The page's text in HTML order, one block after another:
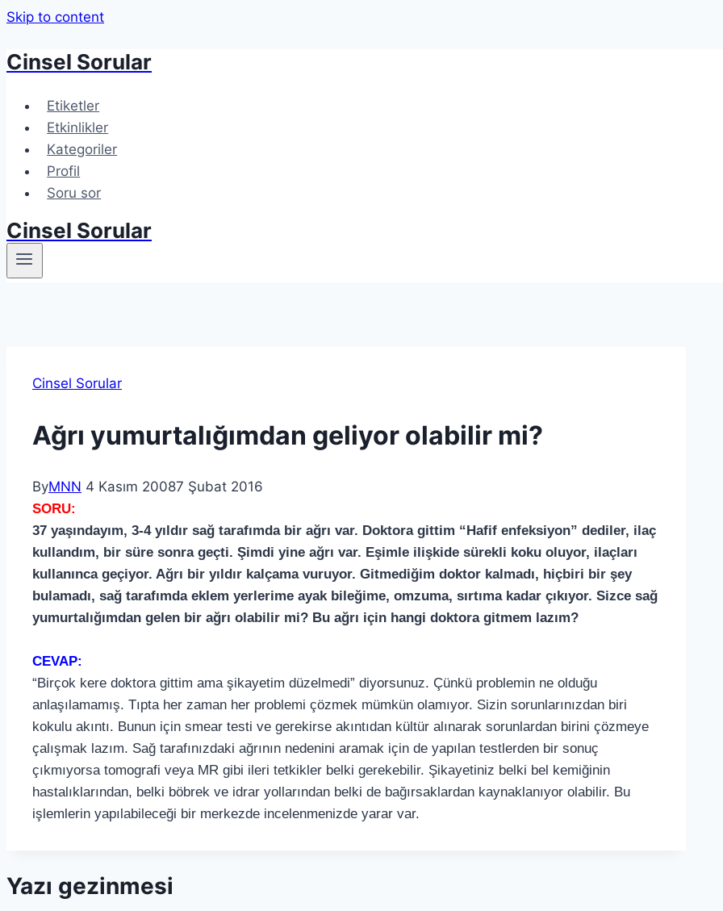
Skip to content
Cinsel Sorular
Etiketler
Etkinlikler
Kategoriler
Profil
Soru sor
Cinsel Sorular
Cinsel Sorular
Ağrı yumurtalığımdan geliyor olabilir mi?
ByMNN 4 Kasım 20087 Şubat 2016
SORU:
37 yaşındayım, 3-4 yıldır sağ tarafımda bir ağrı var. Doktora gittim “Hafif enfeksiyon” dediler, ilaç
kullandım, bir süre sonra geçti. Şimdi yine ağrı var. Eşimle ilişkide sürekli koku oluyor, ilaçları
kullanınca geçiyor. Ağrı bir yıldır kalçama vuruyor. Gitmediğim doktor kalmadı, hiçbiri bir şey
bulamadı, sağ tarafımda eklem yerlerime ayak bileğime, omzuma, sırtıma kadar çıkıyor. Sizce sağ
yumurtalığımdan gelen bir ağrı olabilir mi? Bu ağrı için hangi doktora gitmem lazım?
CEVAP:
“Birçok kere doktora gittim ama şikayetim düzelmedi” diyorsunuz. Çünkü problemin ne olduğu
anlaşılamamış. Tıpta her zaman her problemi çözmek mümkün olamıyor. Sizin sorunlarınızdan biri
kokulu akıntı. Bunun için smear testi ve gerekirse akıntıdan kültür alınarak sorunlardan birini çözmeye
çalışmak lazım. Sağ tarafınızdaki ağrının nedenini aramak için de yapılan testlerden bir sonuç
çıkmıyorsa tomografi veya MR gibi ileri tetkikler belki gerekebilir. Şikayetiniz belki bel kemiğinin
hastalıklarından, belki böbrek ve idrar yollarından belki de bağırsaklardan kaynaklanıyor olabilir. Bu
işlemlerin yapılabileceği bir merkezde incelenmenizde yarar var.
Yazı gezinmesi